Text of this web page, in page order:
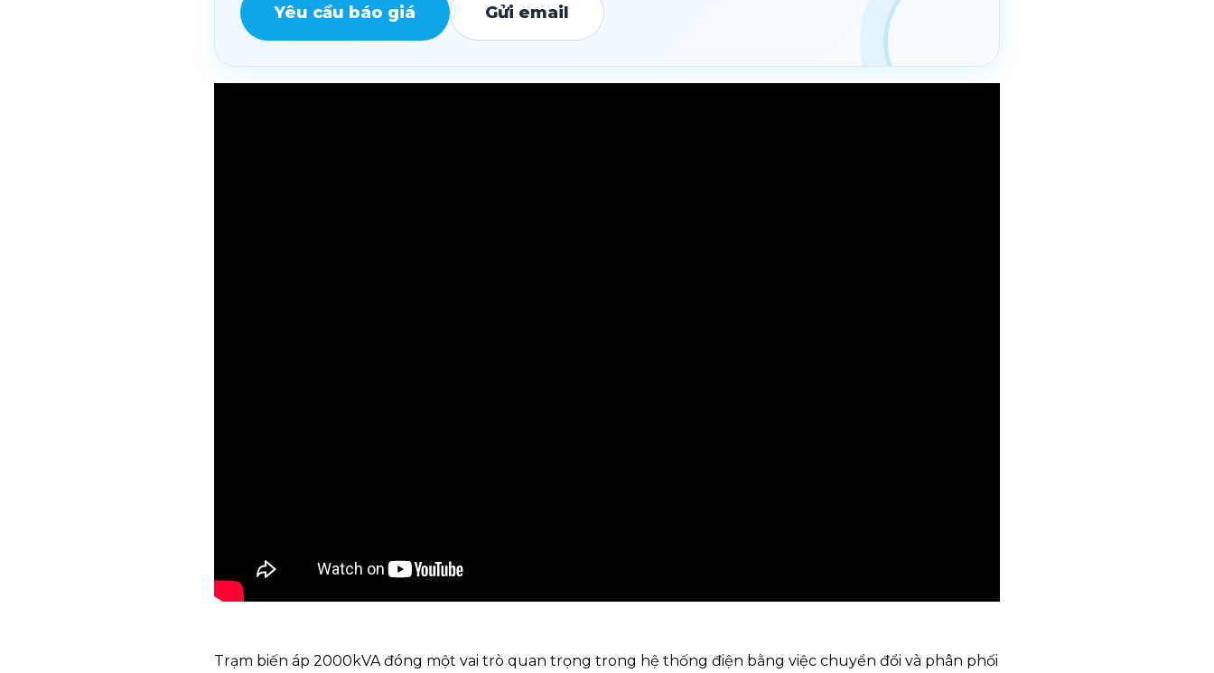
Yêu cầu báo giá Gửi email
Trạm biến áp 2000kVA đóng một vai trò quan trọng trong hệ thống điện bằng việc chuyển đổi và phân phối